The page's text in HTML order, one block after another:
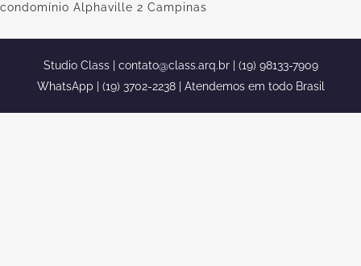
condomínio Alphaville 2 Campinas
Studio Class | contato@class.arq.br| (19) 98133-7909
WhatsApp | (19) 3702-2238 | Atendemos em todo Brasil